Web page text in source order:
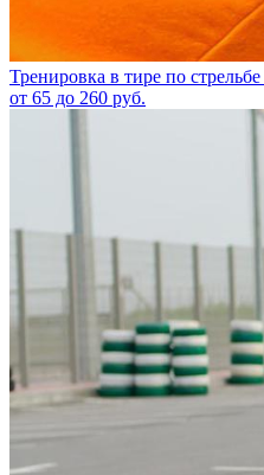
Тренировка в тире по
от 65 до 260 руб.